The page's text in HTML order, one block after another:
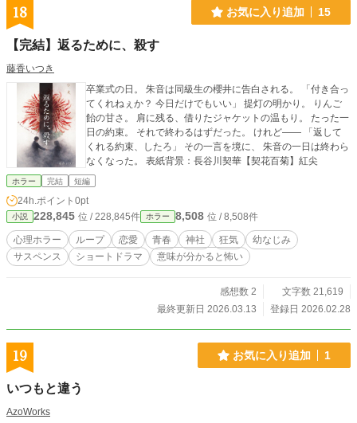
18 お気に入り追加 15
【完結】返るために、殺す
藤香いつき
卒業式の日。 朱音は同級生の櫻井に告白される。 「付き合っ
てくれねぇか？ 今日だけでもいい」 提灯の明かり。 りんご
飴の甘さ。 肩に残る、借りたジャケットの温もり。 たった一
日の約束。 それで終わるはずだった。 けれど—— 「返して
くれる約束、したろ」 その一言を境に、 朱音の一日は終わら
なくなった。 表紙背景：長谷川契華【契花百菊】紅尖
ホラー 完結 短編
24h.ポイント 0pt
小説 228,845 位 / 228,845件 ホラー 8,508 位 / 8,508件
心理ホラー ループ 恋愛 青春 神社 狂気
幼なじみ
サスペンス
ショートドラマ 意味が分かると怖い
感想数 2
文字数 21,619
最終更新日 2026.03.13
登録日 2026.02.28
19 お気に入り追加 1
いつもと違う
AzoWorks